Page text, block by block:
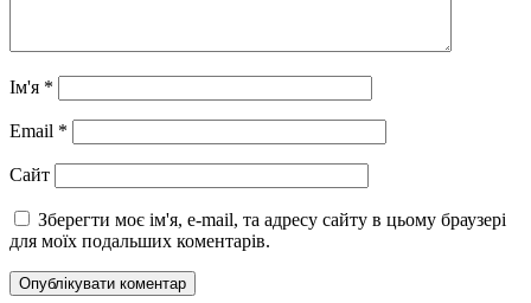
Ім'я *
Email *
Сайт
Зберегти моє ім'я, e-mail, та адресу сайту в цьому браузері
для моїх подальших коментарів.